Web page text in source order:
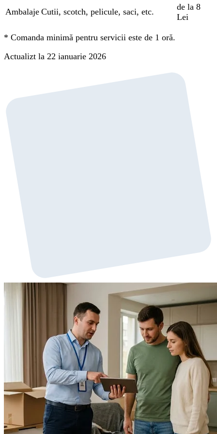
Ambalaje Cutii, scotch, pelicule, saci, etc.
de la 8
Lei
* Comanda minimă pentru servicii este de 1 oră.
Actualizt la 22 ianuarie 2026